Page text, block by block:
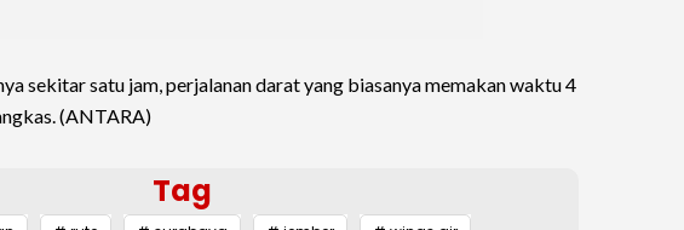
sekitar satu jam, perjalanan darat yang biasanya memakan waktu 4
(ANTARA)
Tag